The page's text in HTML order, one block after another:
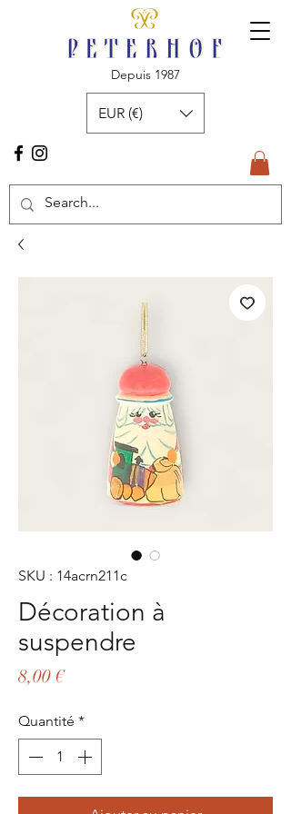
Depuis 1987
EUR (€)
SKU : 14acrn211c
Décoration à
suspendre
8,00 €Prix
Quantité *